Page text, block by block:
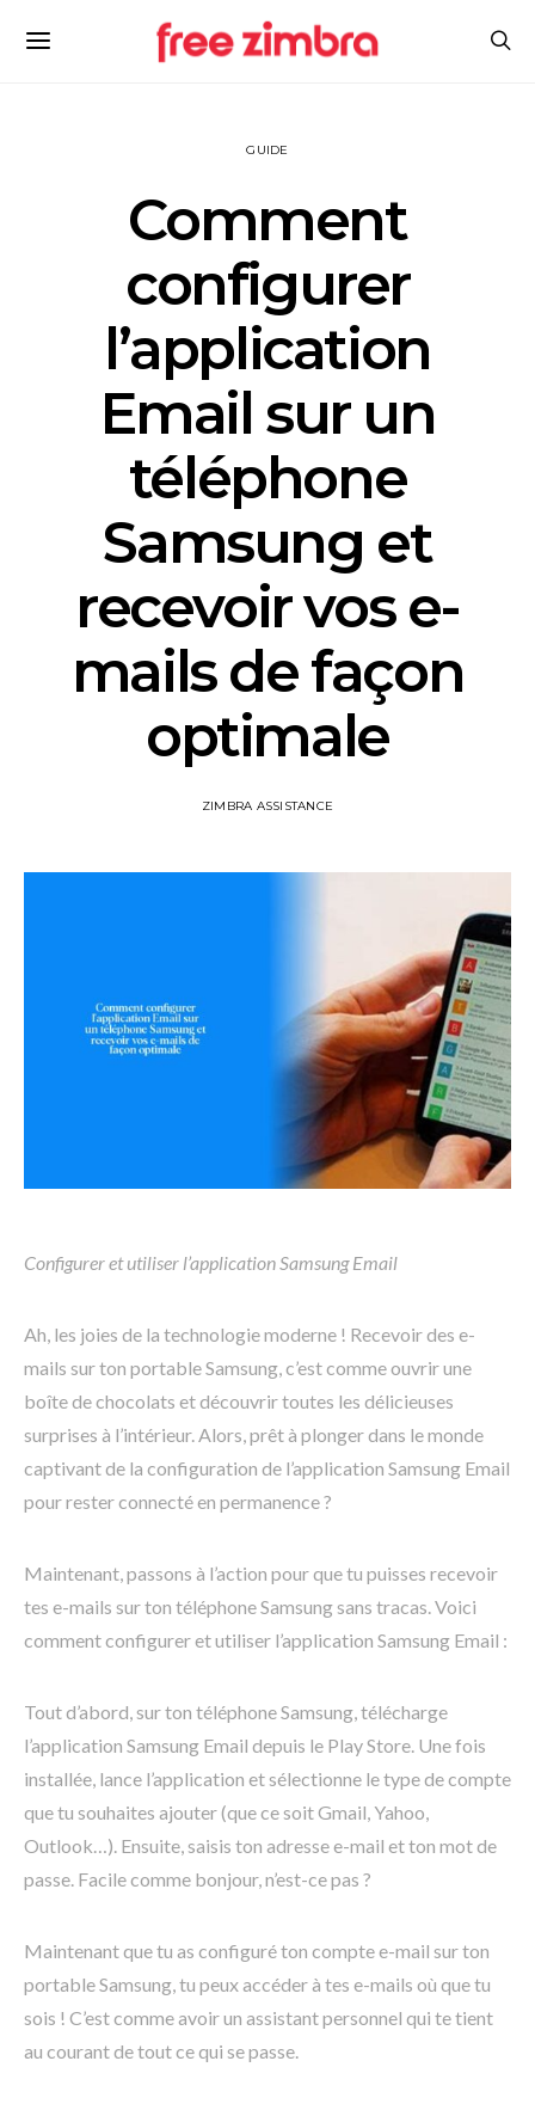
GUIDE
Comment
configurer
l’application
Email sur un
téléphone
Samsung et
recevoir vos e-
mails de façon
optimale
ZIMBRA ASSISTANCE
Configurer et utiliser l’application Samsung Email
Ah, les joies de la technologie moderne ! Recevoir des e-
mails sur ton portable Samsung, c’est comme ouvrir une
boîte de chocolats et découvrir toutes les délicieuses
surprises à l’intérieur. Alors, prêt à plonger dans le monde
captivant de la configuration de l’application Samsung Email
pour rester connecté en permanence ?
Maintenant, passons à l’action pour que tu puisses recevoir
tes e-mails sur ton téléphone Samsung sans tracas. Voici
comment configurer et utiliser l’application Samsung Email :
Tout d’abord, sur ton téléphone Samsung, télécharge
l’application Samsung Email depuis le Play Store. Une fois
installée, lance l’application et sélectionne le type de compte
que tu souhaites ajouter (que ce soit Gmail, Yahoo,
Outlook…). Ensuite, saisis ton adresse e-mail et ton mot de
passe. Facile comme bonjour, n’est-ce pas ?
Maintenant que tu as configuré ton compte e-mail sur ton
portable Samsung, tu peux accéder à tes e-mails où que tu
sois ! C’est comme avoir un assistant personnel qui te tient
au courant de tout ce qui se passe.